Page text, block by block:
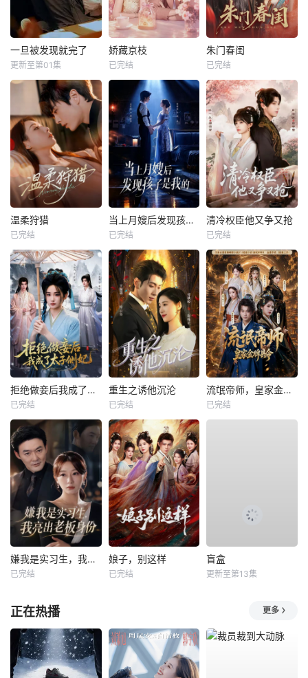
一旦被发现就完了
更新至第01集
娇藏京枝
已完结
朱门春闺
已完结
温柔狩猎
已完结
当上月嫂后发现孩子是我的
已完结
清冷权臣他又争又抢
已完结
拒绝做妾后我成了太子侧妃
已完结
重生之诱他沉沦
已完结
流氓帝师，皇家金牌县令
已完结
嫌我是实习生，我亮出老板身份
已完结
娘子，别这样
已完结
盲盒
更新至第13集
正在热播 更多